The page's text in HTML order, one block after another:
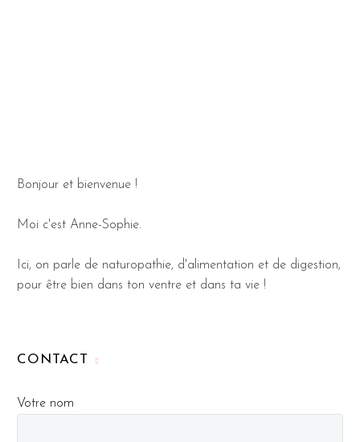
Bonjour et bienvenue !
Moi c'est Anne-Sophie.
Ici, on parle de naturopathie, d'alimentation et de digestion,
pour être bien dans ton ventre et dans ta vie !
CONTACT
Votre nom